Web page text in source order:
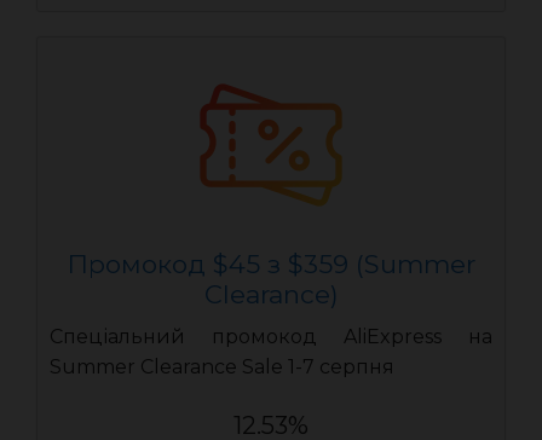
Промокод $45 з $359 (Summer
Clearance)
Спеціальний промокод AliExpress на
Summer Clearance Sale 1-7 серпня
12.53%